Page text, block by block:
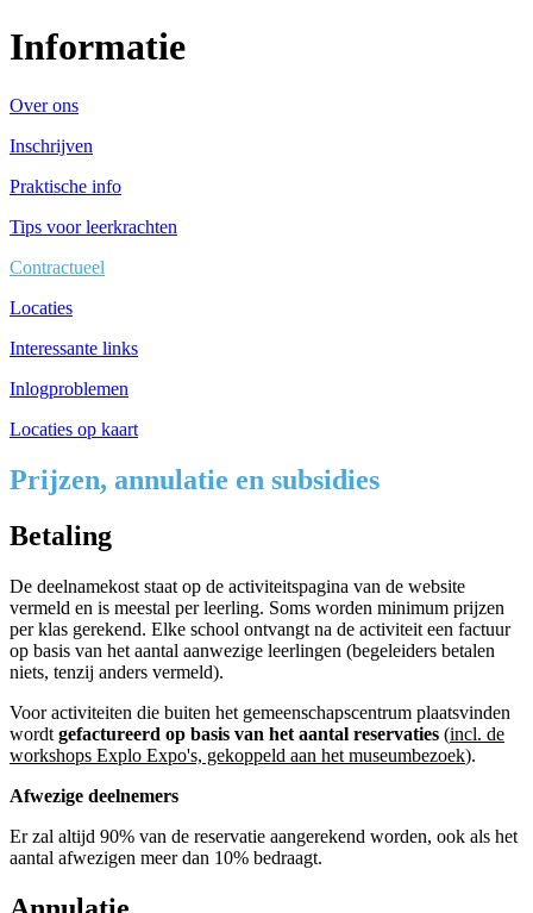
Informatie
Over ons
Inschrijven
Praktische info
Tips voor leerkrachten
Contractueel
Locaties
Interessante links
Inlogproblemen
Locaties op kaart
Prijzen, annulatie en subsidies
Betaling
De deelnamekost staat op de activiteitspagina van de website
vermeld en is meestal per leerling. Soms worden minimum prijzen
per klas gerekend. Elke school ontvangt na de activiteit een factuur
op basis van het aantal aanwezige leerlingen (begeleiders betalen
niets, tenzij anders vermeld).
Voor activiteiten die buiten het gemeenschapscentrum plaatsvinden
wordt gefactureerd op basis van het aantal reservaties (incl. de
workshops Explo Expo's, gekoppeld aan het museumbezoek).
Afwezige deelnemers
Er zal altijd 90% van de reservatie aangerekend worden, ook als het
aantal afwezigen meer dan 10% bedraagt.